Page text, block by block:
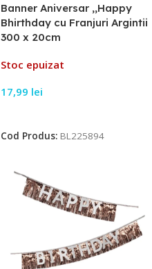
Banner Aniversar ,,Happy
Bhirthday cu Franjuri Argintii
300 x 20cm
Stoc epuizat
17,99 lei
Cod Produs: BL225894